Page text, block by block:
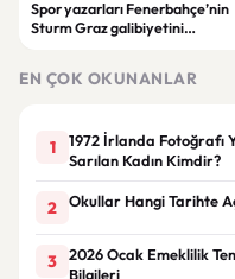
Spor yazarları Fenerbahçe’nin
Sturm Graz galibiyetini
EN ÇOK OKUNANLAR
1
1972 İrlanda Fotoğrafı
Sarılan Kadın Kimdir?
2 Okullar Hangi Tarihte
3
2026 Ocak Emeklilik
Bilgileri